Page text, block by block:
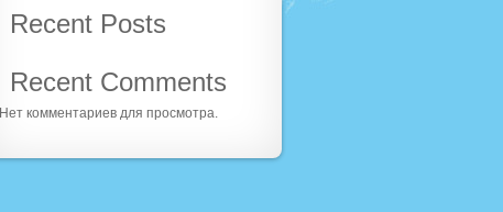
Recent Posts
Recent Comments
Нет комментариев для просмотра.